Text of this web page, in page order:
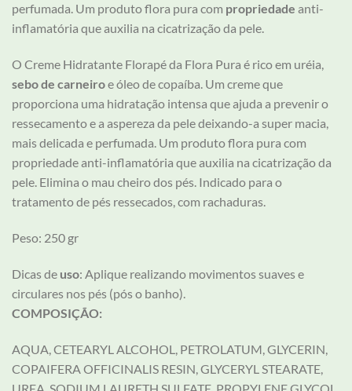
perfumada. Um produto flora pura com propriedade anti-
inflamatória que auxilia na cicatrização da pele.
O Creme Hidratante Florapé da Flora Pura é rico em uréia,
sebo de carneiroe óleo de copaíba. Um creme que
proporciona uma hidratação intensa que ajuda a prevenir o
ressecamento e a aspereza da pele deixando-a super macia,
mais delicada e perfumada. Um produto flora pura com
propriedade anti-inflamatória que auxilia na cicatrização da
pele. Elimina o mau cheiro dos pés. Indicado para o
tratamento de pés ressecados, com rachaduras.
Peso: 250 gr
Dicas de uso: Aplique realizando movimentos suaves e
circulares nos pés (pós o banho).
COMPOSIÇÃO:
AQUA, CETEARYL ALCOHOL, PETROLATUM, GLYCERIN,
COPAIFERA OFFICINALIS RESIN, GLYCERYL STEARATE,
UREA, SODIUM LAURETH SULFATE, PROPYLENE GLYCOL,